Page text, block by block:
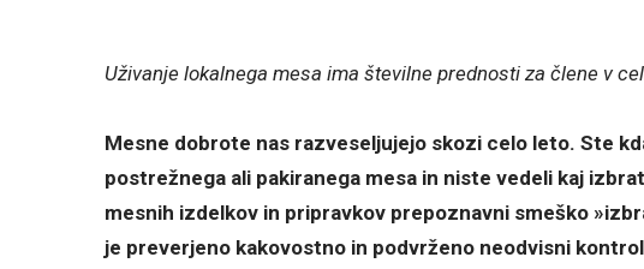
Uživanje lokalnega mesa ima številne prednosti za člene v
Mesne dobrote nas razveseljujejo skozi celo leto. Ste
postrežnega ali pakiranega mesa in niste vedeli kaj
mesnih izdelkov in pripravkov prepoznavni smeško
je preverjeno kakovostno in podvrženo neodvisni